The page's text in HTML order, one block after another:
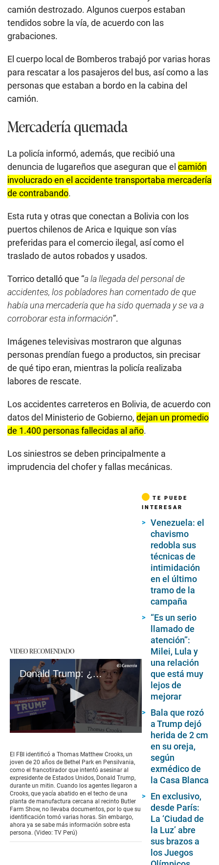
camión destrozado. Algunos cuerpos estaban
tendidos sobre la vía, de acuerdo con las
grabaciones.
El cuerpo local de Bomberos trabajó por varias horas
para rescatar a los pasajeros del bus, así como a las
personas que estaban a bordo en la cabina del
camión.
Mercadería quemada
La policía informó, además, que recibió una
denuncia de lugareños que aseguran que el camión
involucrado en el accidente transportaba mercadería
de contrabando.
Esta ruta y otras que conectan a Bolivia con los
puertos chilenos de Arica e Iquique son vías
preferidas para el comercio ilegal, así como el
traslado de autos robados y usados.
Torrico detalló que “a la llegada del personal de
accidentes, los pobladores han comentado de que
había una mercadería que ha sido quemada y se va a
corroborar esta información”.
Imágenes televisivas mostraron que algunas
personas prendían fuego a productos, sin precisar
de qué tipo eran, mientras la policía realizaba
labores de rescate.
Los accidentes carreteros en Bolivia, de acuerdo con
datos del Ministerio de Gobierno, dejan un promedio
de 1.400 personas fallecidas al año.
Los siniestros se deben principalmente a
imprudencia del chofer y fallas mecánicas.
VIDEO RECOMENDADO
Donald Trump: ¿Quién era Thomas Matthew Crooks, el joven que intentó asesinar al expresidente?
of
9
minutes,
14
seconds
El FBI identificó a Thomas Matthew Crooks, un
joven de 20 años de Bethel Park en Pensilvania,
como el francotirador que intentó asesinar al
expresidente de Estados Unidos, Donald Trump,
durante un mitin. Cuando los agentes llegaron a
Crooks, que yacía abatido en el techo de una
planta de manufactura cercana al recinto Butler
Farm Show, no llevaba documentos, por lo que su
identificación tomó varias horas. Sin embargo,
ahora ya se sabe más información sobre esta
persona. (Video: TV Perú)
TE PUEDE
INTERESAR
Venezuela: el
chavismo
redobla sus
técnicas de
intimidación
en el último
tramo de la
campaña
“Es un serio
llamado de
atención”:
Milei, Lula y
una relación
que está muy
lejos de
mejorar
Bala que rozó
a Trump dejó
herida de 2 cm
en su oreja,
según
exmédico de
la Casa Blanca
En exclusivo,
desde París:
La ‘Ciudad de
la Luz’ abre
sus brazos a
los Juegos